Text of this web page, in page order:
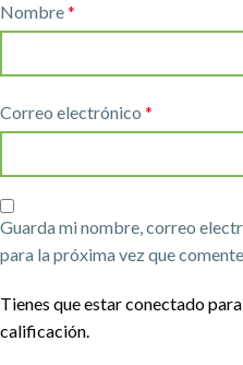
Nombre*
Correo electrónico *
Guarda mi nombre, correo
para la próxima vez que
Tienes que estar conectado
calificación.